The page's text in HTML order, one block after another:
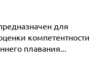
для
компетентности
плавания...